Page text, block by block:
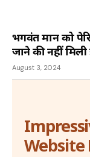
भगवंत मान को
जाने की नहीं
August 3, 2024